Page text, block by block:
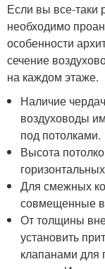
Если вы все-таки
необходимо
особенности
сечение
на каждом этаже.
Наличие
воздуховоды
под потолками.
Высота
Для смежных
совмещенные
От толщины
установить
клапанами для